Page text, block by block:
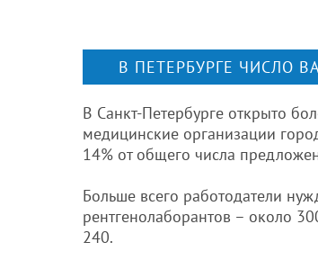
В ПЕТЕРБУРГЕ ЧИСЛО
В Санкт-Петербурге открыто
медицинские организации
14% от общего числа
Больше всего работодатели
рентгенолаборантов – около
240.